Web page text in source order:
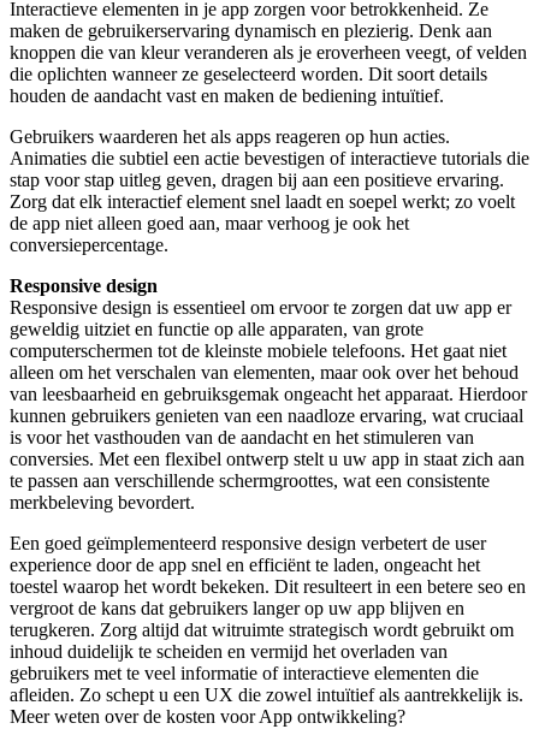
Interactieve elementen in je app zorgen voor betrokkenheid. Ze
maken de gebruikerservaring dynamisch en plezierig. Denk aan
knoppen die van kleur veranderen als je eroverheen veegt, of velden
die oplichten wanneer ze geselecteerd worden. Dit soort details
houden de aandacht vast en maken de bediening intuïtief.
Gebruikers waarderen het als apps reageren op hun acties.
Animaties die subtiel een actie bevestigen of interactieve tutorials die
stap voor stap uitleg geven, dragen bij aan een positieve ervaring.
Zorg dat elk interactief element snel laadt en soepel werkt; zo voelt
de app niet alleen goed aan, maar verhoog je ook het
conversiepercentage.
Responsive design
Responsive design is essentieel om ervoor te zorgen dat uw app er
geweldig uitziet en functie op alle apparaten, van grote
computerschermen tot de kleinste mobiele telefoons. Het gaat niet
alleen om het verschalen van elementen, maar ook over het behoud
van leesbaarheid en gebruiksgemak ongeacht het apparaat. Hierdoor
kunnen gebruikers genieten van een naadloze ervaring, wat cruciaal
is voor het vasthouden van de aandacht en het stimuleren van
conversies. Met een flexibel ontwerp stelt u uw app in staat zich aan
te passen aan verschillende schermgroottes, wat een consistente
merkbeleving bevordert.
Een goed geïmplementeerd responsive design verbetert de user
experience door de app snel en efficiënt te laden, ongeacht het
toestel waarop het wordt bekeken. Dit resulteert in een betere seo en
vergroot de kans dat gebruikers langer op uw app blijven en
terugkeren. Zorg altijd dat witruimte strategisch wordt gebruikt om
inhoud duidelijk te scheiden en vermijd het overladen van
gebruikers met te veel informatie of interactieve elementen die
afleiden. Zo schept u een UX die zowel intuïtief als aantrekkelijk is.
Meer weten over de kosten voor App ontwikkeling?